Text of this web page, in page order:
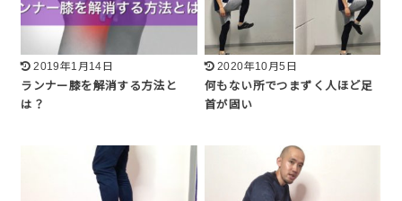
2019年1月14日
ランナー膝を解消する方法と
は？
2020年10月5日
何もない所でつまずく人ほど足
首が固い